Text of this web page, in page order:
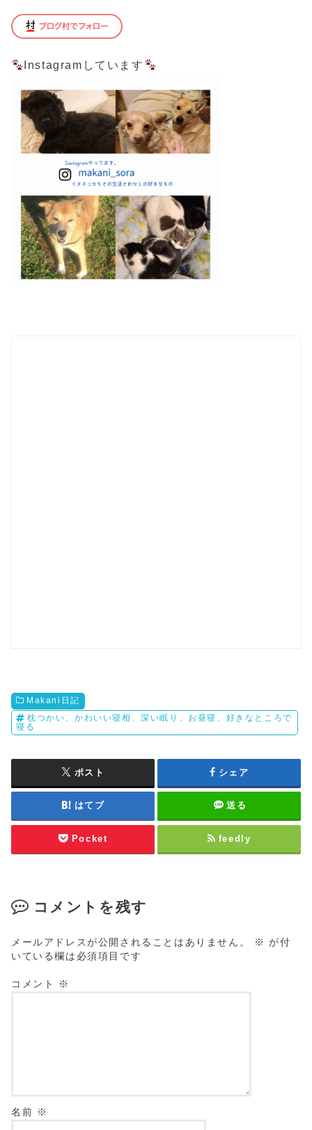
Instagramしています
Makani日記
枕つかい、かわいい寝相、深い眠り、お昼寝、好きなところで
寝る
ポスト シェア
はてブ 送る
Pocket feedly
コメントを残す
メールアドレスが公開されることはありません。 ※ が付
いている欄は必須項目です
コメント ※
名前 ※